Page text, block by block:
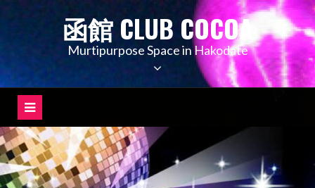
ツ
キ
ッ
プ
函館 CLUB COCOA
Murtipurpose Space in Hakodate